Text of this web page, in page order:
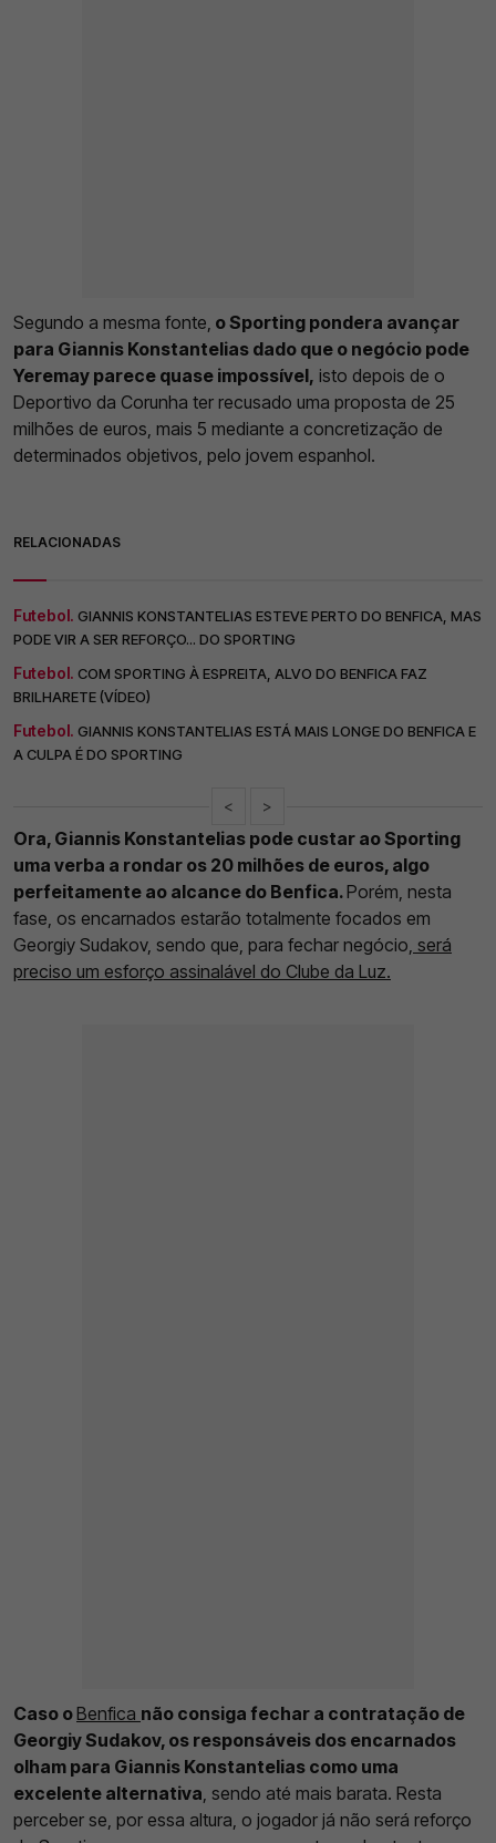
Segundo a mesma fonte, o Sporting pondera avançar
para Giannis Konstantelias dado que o negócio pode
Yeremay parece quase impossível, isto depois de o
Deportivo da Corunha ter recusado uma proposta de 25
milhões de euros, mais 5 mediante a concretização de
determinados objetivos, pelo jovem espanhol.
RELACIONADAS
Futebol. GIANNIS KONSTANTELIAS ESTEVE PERTO DO BENFICA, MAS
PODE VIR A SER REFORÇO... DO SPORTING
Futebol. COM SPORTING À ESPREITA, ALVO DO BENFICA FAZ
BRILHARETE (VÍDEO)
Futebol. GIANNIS KONSTANTELIAS ESTÁ MAIS LONGE DO BENFICA E
A CULPA É DO SPORTING
< >
Ora, Giannis Konstantelias pode custar ao Sporting
uma verba a rondar os 20 milhões de euros, algo
perfeitamente ao alcance do Benfica.Porém, nesta
fase, os encarnados estarão totalmente focados em
Georgiy Sudakov, sendo que, para fechar negócio, será
preciso um esforço assinalável do Clube da Luz.
Caso oBenfica não consiga fechar a contratação de
Georgiy Sudakov, os responsáveis dos encarnados
olham para Giannis Konstantelias como uma
excelente alternativa, sendo até mais barata. Resta
perceber se, por essa altura, o jogador já não será reforço